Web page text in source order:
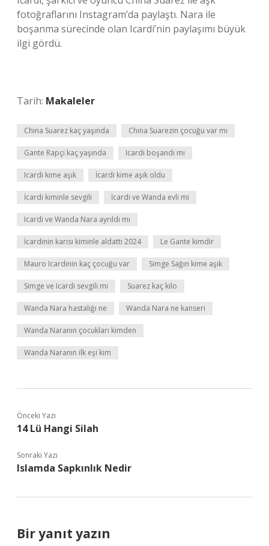
fotoğraflarını Instagram’da paylaştı. Nara ile
boşanma sürecinde olan Icardi’nin paylaşımı büyük
ilgi gördü.
Tarih: Makaleler
China Suarez kaç yaşında China Suarezin çocuğu var mı
Gante Rapçi kaç yaşında Icardi boşandı mı
Icardi kime aşık İcardi kime aşık oldu
İcardi kiminle sevgili İcardi ve Wanda evli mi
Icardi ve Wanda Nara ayrıldı mı
İcardinin karısı kiminle aldattı 2024 Le Gante kimdir
Mauro Icardinin kaç çocuğu var Simge Sağın kime aşık
Simge ve Icardi sevgili mi Suarez kaç kilo
Wanda Nara hastalığı ne Wanda Nara ne kanseri
Wanda Naranın çocukları kimden
Wanda Naranın ilk eşi kim
Önceki Yazı
14 Lü Hangi Silah
Sonraki Yazı
Islamda Sapkınlık Nedir
Bir yanıt yazın